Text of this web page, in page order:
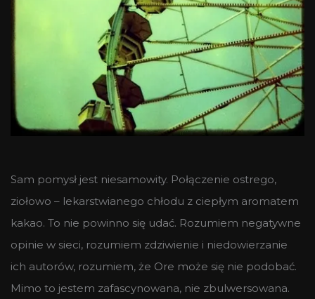
Sam pomysł jest niesamowity. Połączenie ostrego,
ziołowo – lekarstwianego chłodu z ciepłym aromatem
kakao. To nie powinno się udać. Rozumiem negatywne
opinie w sieci, rozumiem zdziwienie i niedowierzanie
ich autorów, rozumiem, że Ore może się nie podobać.
Mimo to jestem zafascynowana, nie zbulwersowana.